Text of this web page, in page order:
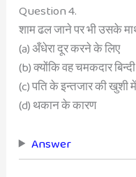
Question 4.
शाम ढल जाने पर भी उसके
(a) अँधेरा दूर करने के लिए
(b) क्योंकि वह चमकदार
(c) पति के इन्तजार की खुशी में
(d) थकान के कारण
Answer